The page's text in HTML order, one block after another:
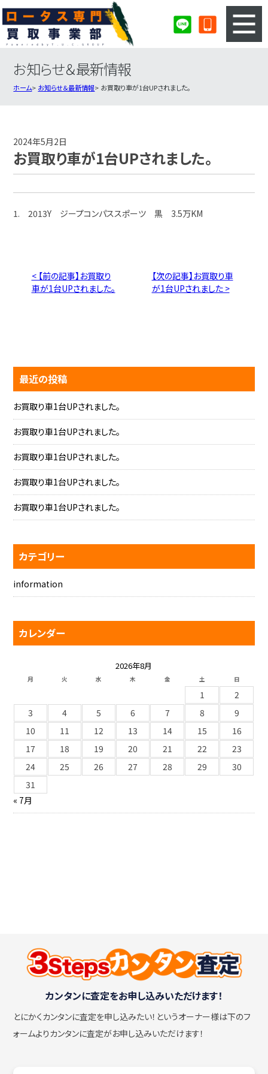
3ステップのカンタン査定
ロータス買取実績
お知らせ＆最新情報
ホーム お知らせ＆最新情報 お買取り車が1台UPされました。
2024年5月2日
お買取り車が1台UPされました。
1. 2013Y ジープコンパススポーツ 黒 3.5万KM
< 【前の記事】お買取り
車が1台UPされました。
【次の記事】お買取り車
が1台UPされました >
最近の投稿
お買取り車1台UPされました。
お買取り車1台UPされました。
お買取り車1台UPされました。
お買取り車1台UPされました。
お買取り車1台UPされました。
カテゴリー
information
カレンダー
2026年8月
月 火 水 木 金 土 日
1
2
3
4 5 6 7 8
9
10
11 12 13 14 15
16
17
18 19 20 21 22
23
24
25 26 27 28 29
30
31
« 7月
カンタンに査定をお申し込みいただけます！
とにかくカンタンに査定を申し込みたい！ というオーナー様は下のフ
ォームよりカンタンに査定がお申し込みいただけます！